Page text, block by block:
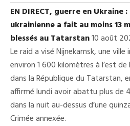
EN DIRECT, guerre en
ukrainienne a fait au moins 13
blessés au Tatarstan10 août
Le raid a visé Nijnekamsk, une
environ 1 600 kilomètres à l’est
dans la République du Tatarstan,
affirmé lundi avoir abattu plus de
dans la nuit au-dessus d’une
Crimée annexée.